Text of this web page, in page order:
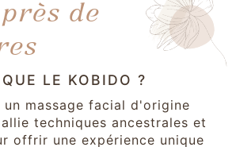
de
LE KOBIDO ?
massage facial d'origine
techniques ancestrales et
offrir une expérience unique